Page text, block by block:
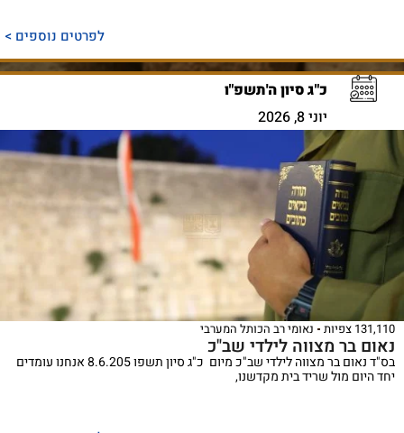
לפרטים נוספים >
כ"ג סיון ה'תשפ"ו
יוני 8, 2026
131,110 צפיות נאומי רב הכותל המערבי
נאום בר מצווה לילדי שב"כ
בס"ד נאום בר מצווה לילדי שב"כ מיום כ"ג סיון תשפו 8.6.205 אנחנו עומדים
יחד היום מול שריד בית מקדשנו,